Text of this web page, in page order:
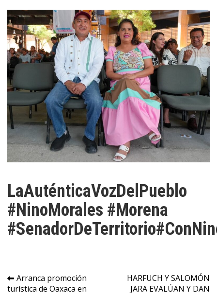
LaAuténticaVozDelPueblo
#NinoMorales #Morena
Navegación
Arranca promoción
turística de Oaxaca en
HARFUCH Y SALOMÓN
JARA EVALÚAN Y DAN